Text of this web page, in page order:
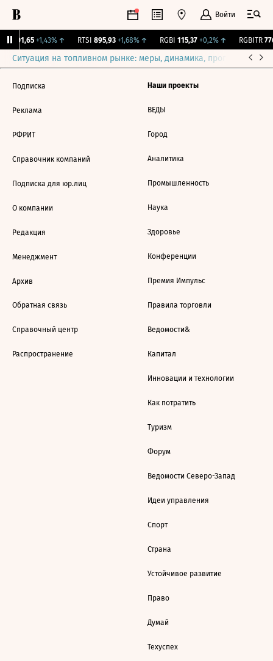
Войти
2 301,65 +1,43%↑ RTSI 895,93 +1,68%↑ RGBI 115,37 +0,2%↑ RGBITR
Ситуация на топливном рынке: меры, динамика, прогнозы
Подписка
Реклама
РФРИТ
Справочник компаний
Подписка для юр.лиц
О компании
Редакция
Менеджмент
Архив
Обратная связь
Справочный центр
Распространение
Наши проекты
ВЕДЫ
Город
Аналитика
Промышленность
Наука
Здоровье
Конференции
Премия Импульс
Правила торговли
Ведомости&
Капитал
Инновации и технологии
Как потратить
Туризм
Форум
Ведомости Северо-Запад
Идеи управления
Спорт
Страна
Устойчивое развитие
Право
Думай
Техуспех